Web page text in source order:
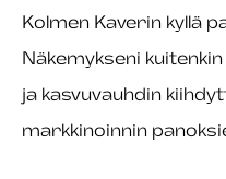
Kolmen Kaverin kyllä
Näkemykseni
ja kasvuvauhdin
markkinoinnin